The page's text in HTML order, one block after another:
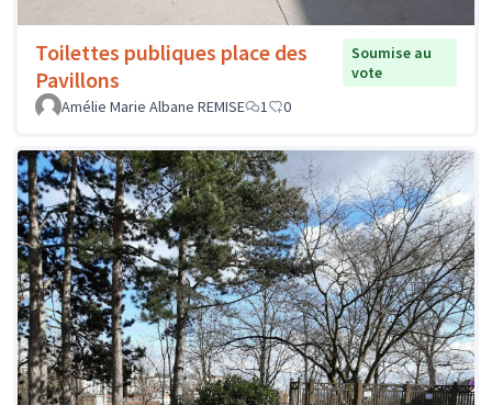
Toilettes publiques place des
Pavillons
Soumise au
vote
Amélie Marie Albane REMISE
1 0